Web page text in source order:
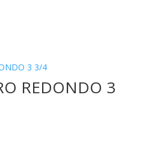
REDONDO 3